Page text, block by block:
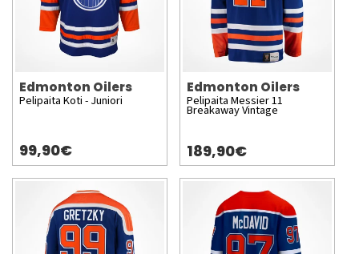
Edmonton Oilers
Pelipaita Koti - Juniori
99,90€
Edmonton Oilers
Pelipaita Messier 11
Breakaway Vintage
189,90€